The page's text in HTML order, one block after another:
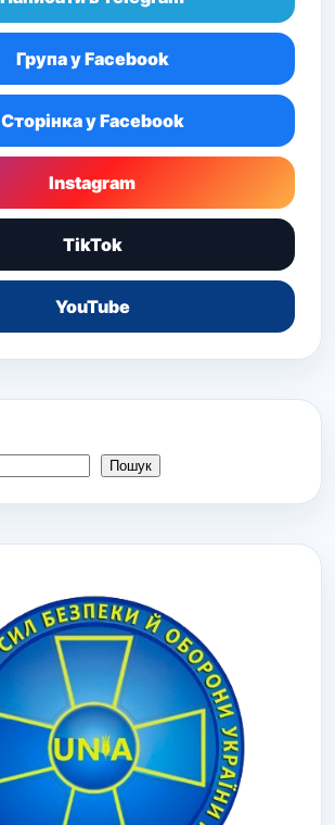
Група у Facebook
Сторінка у Facebook
Instagram
TikTok
YouTube
Пошук